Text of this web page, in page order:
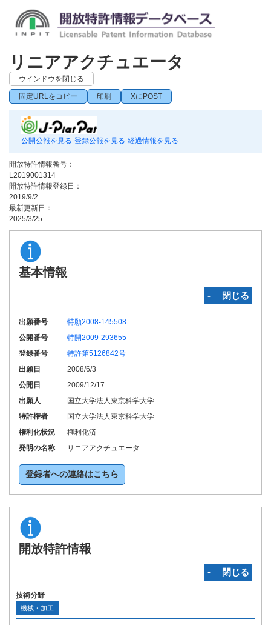
リニアアクチュエータ
ウインドウを閉じる
固定URLをコピー 印刷 XにPOST
公開公報を見る 登録公報を見る 経過情報を見る
開放特許情報番号：
L2019001314
開放特許情報登録日：
2019/9/2
最新更新日：
2025/3/25
基本情報
‐ 閉じる
出願番号
特願2008-145508
公開番号
特開2009-293655
登録番号
特許第5126842号
出願日
2008/6/3
公開日
2009/12/17
出願人
国立大学法人東京科学大学
特許権者
国立大学法人東京科学大学
権利化状況
権利化済
発明の名称
リニアアクチュエータ
登録者への連絡はこちら
開放特許情報
‐ 閉じる
技術分野
機械・加工